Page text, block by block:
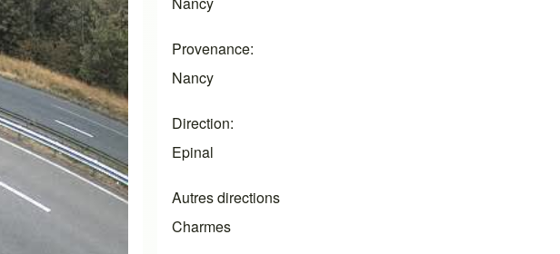
Provenance
Nancy
Direction
Epinal
Autres directions
Charmes